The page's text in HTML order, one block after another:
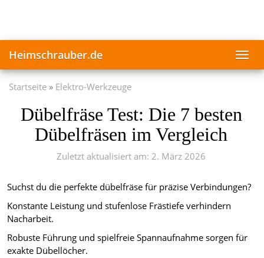
Heimschrauber.de
Startseite Elektro-Werkzeuge
Dübelfräse Test: Die 7 besten
Dübelfräsen im Vergleich
Zuletzt aktualisiert am: 2. März 2026
Suchst du die perfekte dübelfräse für präzise Verbindungen?
Konstante Leistung und stufenlose Frästiefe verhindern
Nacharbeit.
Robuste Führung und spielfreie Spannaufnahme sorgen für
exakte Dübellöcher.